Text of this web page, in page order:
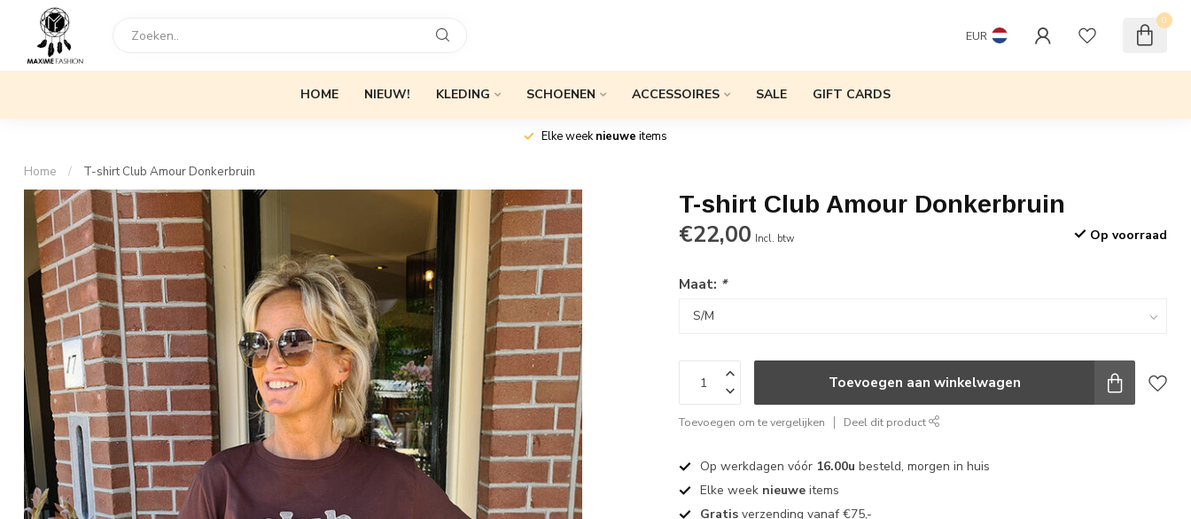
EUR
0
HOME NIEUW! KLEDING SCHOENEN ACCESSOIRES SALE GIFT CARDS
Elke weeknieuwe items
Home / T-shirt Club Amour Donkerbruin
T-shirt Club Amour Donkerbruin
€22,00 Incl. btw Op voorraad
Maat: *
Toevoegen aan winkelwagen
Toevoegen om te vergelijken Deel dit product
Op werkdagen vóór 16.00u besteld, morgen in huis
Elke week nieuwe items
Gratis verzending vanaf €75,-